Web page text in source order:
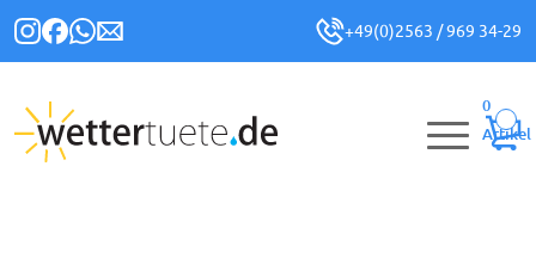
+49(0)2563 / 969 34-29
0
Artikel